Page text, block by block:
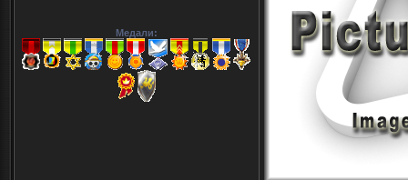
Медали: